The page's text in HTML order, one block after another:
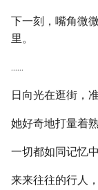
下一刻，嘴角微
里。
......
日向光在逛街，
她好奇地打量着
一切都如同记忆中
来来往往的行人